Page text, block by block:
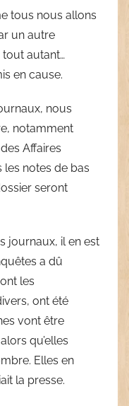
tous nous allons
un autre
autant…
en cause.
nous
notamment
Affaires
les notes de bas
seront
journaux, il en est
a dû
les
ont été
vont être
qu’elles
Elles en
la presse.